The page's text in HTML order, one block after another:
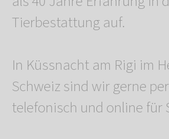
Tierbestattung auf.
In Küssnacht am Rigi im
Schweiz sind wir gerne
telefonisch und online für